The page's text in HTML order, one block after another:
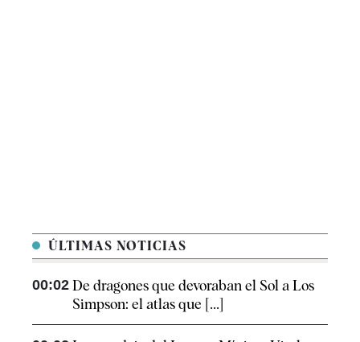
ÚLTIMAS NOTICIAS
00:02 De dragones que devoraban el Sol a Los
Simpson: el atlas que [...]